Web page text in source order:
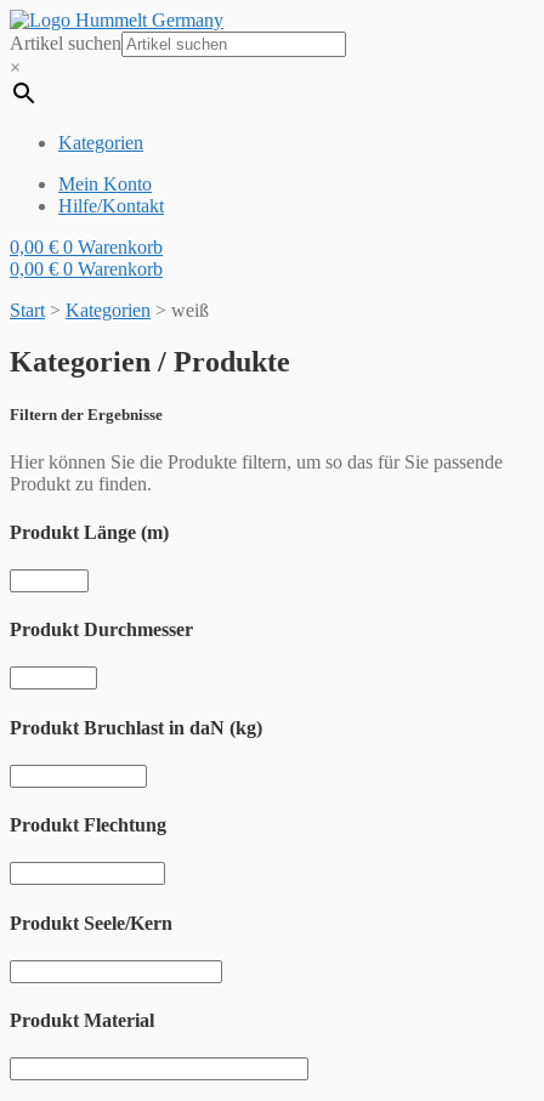
Artikel suchen
×
Kategorien
Mein Konto
Hilfe/Kontakt
0,00 € 0 Warenkorb
0,00 € 0 Warenkorb
Start > Kategorien > weiß
Kategorien / Produkte
Filtern der Ergebnisse
Hier können Sie die Produkte filtern, um so das für Sie passende
Produkt zu finden.
Produkt Länge (m)
Produkt Durchmesser
Produkt Bruchlast in daN (kg)
Produkt Flechtung
Produkt Seele/Kern
Produkt Material